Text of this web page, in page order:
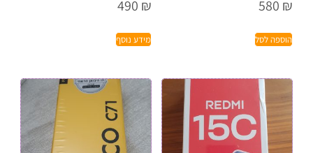
580 ₪
הוספה לסל
490 ₪
מידע נוסף